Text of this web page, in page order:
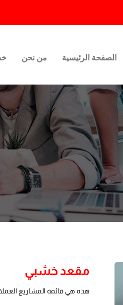
الصفحة الرئيسية من نحن
مقعد خشبي
هذه هي قائمة المشاريع